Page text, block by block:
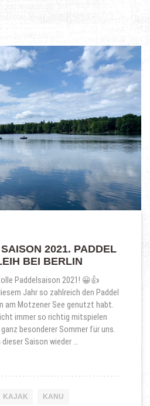
2021. PADDEL
BEI BERLIN
Paddelsaison 2021! 😀👍
Jahr so zahlreich den Paddel
am Motzener See genutzt habt.
immer so richtig mitspielen
besonderer Sommer für uns.
Saison wieder …
SAISON 2021. PADDEL PIT
KAJAK KANU